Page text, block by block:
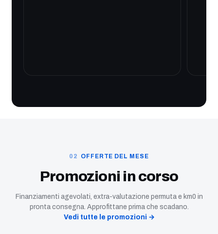
OFFERTE DEL MESE
Promozioni in corso
Finanziamenti agevolati, extra-valutazione permuta e km0 in
pronta consegna. Approfittane prima che scadano.
Vedi tutte le promozioni →